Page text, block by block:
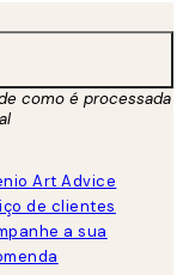
como é processada
Art Advice
de clientes
a sua